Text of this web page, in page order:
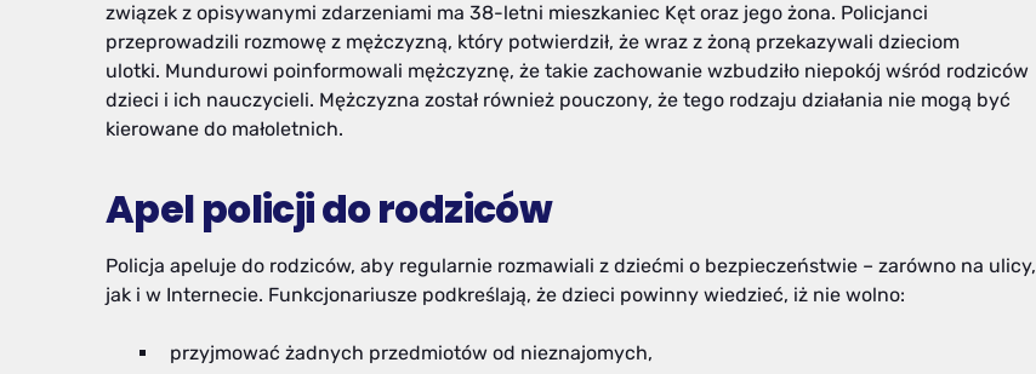
związek z opisywanymi zdarzeniami ma 38-letni mieszkaniec Kęt oraz jego żona. Policjanci
przeprowadzili rozmowę z mężczyzną, który potwierdził, że wraz z żoną przekazywali dzieciom
ulotki. Mundurowi poinformowali mężczyznę, że takie zachowanie wzbudziło niepokój wśród rodziców
dzieci i ich nauczycieli. Mężczyzna został również pouczony, że tego rodzaju działania nie mogą być
kierowane do małoletnich.
Apel policji do rodziców
Policja apeluje do rodziców, aby regularnie rozmawiali z dziećmi o bezpieczeństwie – zarówno na ulicy,
jak i w Internecie. Funkcjonariusze podkreślają, że dzieci powinny wiedzieć, iż nie wolno:
przyjmować żadnych przedmiotów od nieznajomych,